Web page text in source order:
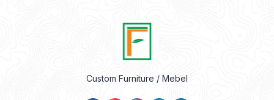
Custom Furniture / Mebel